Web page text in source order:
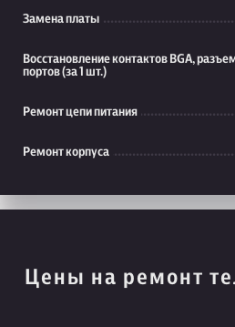
Замена платы
Восстановление контактов BGA,
портов (за 1 шт.)
Ремонт цепи питания
Ремонт корпуса
Цены на ремонт